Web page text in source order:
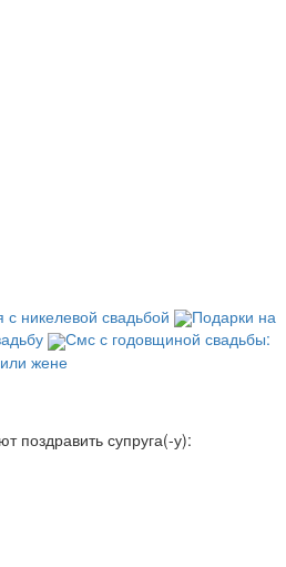
никелевой свадьбой
Подарки на
Смс с годовщиной свадьбы:
жене
поздравить супруга(-у):